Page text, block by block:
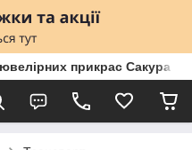
ювелірних прикрас Сакура